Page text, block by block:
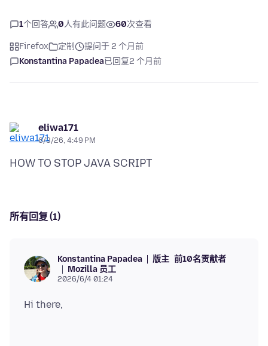
1个回答 0人有此问题 60次查看
Firefox 定制
提问于 2 个月前
Konstantina Papadea已回复2 个月前
eliwa171
6/3/26, 4:49 PM
所有回复 (1)
Konstantina Papadea 版主 前10名贡献者
Mozilla 员工
2026/6/4 01:24